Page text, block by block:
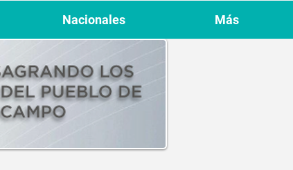
Nacionales Más